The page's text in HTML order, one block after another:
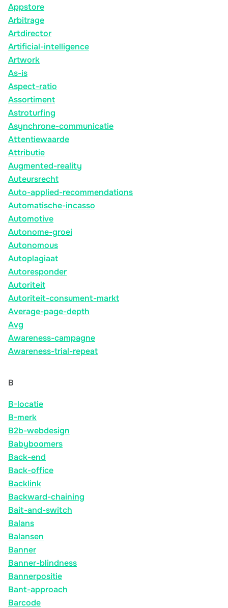
Appstore
Arbitrage
Artdirector
Artificial-intelligence
Artwork
As-is
Aspect-ratio
Assortiment
Astroturfing
Asynchrone-communicatie
Attentiewaarde
Attributie
Augmented-reality
Auteursrecht
Auto-applied-recommendations
Automatische-incasso
Automotive
Autonome-groei
Autonomous
Autoplagiaat
Autoresponder
Autoriteit
Autoriteit-consument-markt
Average-page-depth
Avg
Awareness-campagne
Awareness-trial-repeat
B
B-locatie
B-merk
B2b-webdesign
Babyboomers
Back-end
Back-office
Backlink
Backward-chaining
Bait-and-switch
Balans
Balansen
Banner
Banner-blindness
Bannerpositie
Bant-approach
Barcode